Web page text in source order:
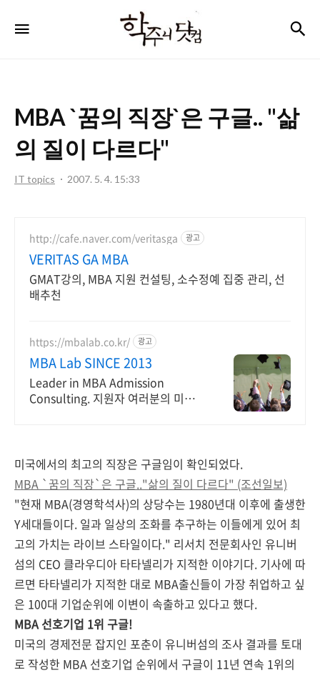
주
컴
MBA `꿈의 직장`은 구글.. "삶
의 질이 다르다"
IT topics 2007. 5. 4. 15:33
http://cafe.naver.com/veritasga 광고
VERITAS GA MBA
GMAT강의, MBA 지원 컨설팅, 소수정예 집중 관리, 선
배추천
https://mbalab.co.kr/ 광고
MBA Lab SINCE 2013
Leader in MBA Admission
Consulting. 지원자 여러분의 미래
미국에서의 최고의 직장은 구글임이 확인되었다.
MBA `꿈의 직장`은 구글.."삶의 질이 다르다" (조선일보)
"현재 MBA(경영학석사)의 상당수는 1980년대 이후에 출생한
Y세대들이다. 일과 일상의 조화를 추구하는 이들에게 있어 최
고의 가치는 라이브 스타일이다." 리서치 전문회사인 유니버
섬의 CEO 클라우디아 타타넬리가 지적한 이야기다. 기사에 따
르면 타타넬리가 지적한 대로 MBA출신들이 가장 취업하고 싶
은 100대 기업순위에 이변이 속출하고 있다고 했다.
MBA 선호기업 1위 구글!
미국의 경제전문 잡지인 포춘이 유니버섬의 조사 결과를 토대
로 작성한 MBA 선호기업 순위에서 구글이 11년 연속 1위의